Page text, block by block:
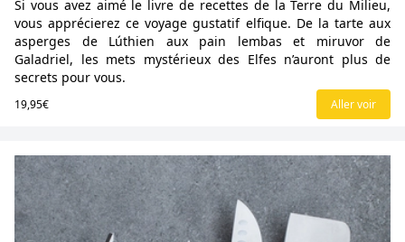
Si vous avez aimé le livre de recettes de la Terre du Milieu,
vous apprécierez ce voyage gustatif elfique. De la tarte aux
asperges de Lúthien aux pain lembas et miruvor de
Galadriel, les mets mystérieux des Elfes n’auront plus de
secrets pour vous.
19,95€ Aller voir